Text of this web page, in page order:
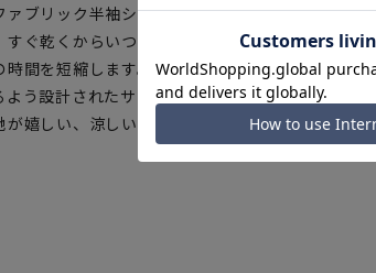
ブリック半袖シャツです。通常の約9倍の高通気
ぐ乾くからいつでもサラッと快適です。優れた
間を短縮します。従来のスタイリッシュシャツ
う設計されたサイズ感、ニット素材特有の高い
嬉しい、涼しいノンアイロンシャツです。